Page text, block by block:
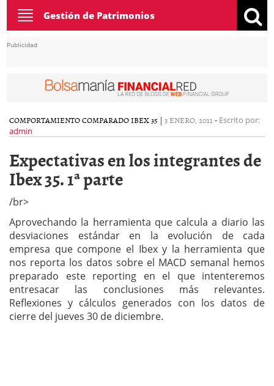
Toggle
navigation
Gestión de Patrimonios
Publicidad
COMPORTAMIENTO COMPARADO IBEX 35 | 3 ENERO, 2011 - Escrito por:
admin
Expectativas en los integrantes de
Ibex 35. 1ª parte
/br>
Aprovechando la herramienta que calcula a diario las
desviaciones estándar en la evolución de cada
empresa que compone el Ibex y la herramienta que
nos reporta los datos sobre el MACD semanal hemos
preparado este reporting en el que intenteremos
entresacar las conclusiones más relevantes.
Reflexiones y cálculos generados con los datos de
cierre del jueves 30 de diciembre.